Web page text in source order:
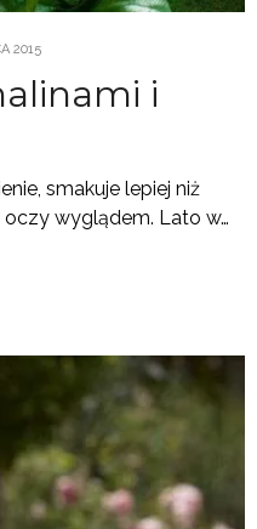
2015
i
smakuje lepiej niż
wyglądem. Lato w…